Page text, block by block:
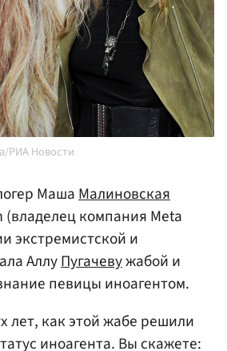
РИА Новости
МашаМалиновская
(владелец компания Meta
экстремистской и
АллуПугачевужабой и
певицы иноагентом.
лет, как этой жабе решили
иноагента. Вы скажете: